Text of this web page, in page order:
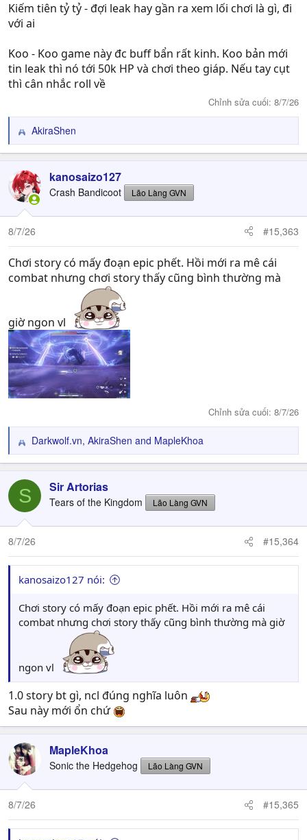
Kiếm tiên tỷ tỷ - đợi leak hay gần ra xem lối chơi là gì, đi
với ai
Koo - Koo game này đc buff bẩn rất kinh. Koo bản mới
tin leak thì nó tới 50k HP và chơi theo giáp. Nếu tay cụt
thì cân nhắc roll về
Chỉnh sửa cuối: 8/7/26
R
e
c
t
i
o
n
s
AkiraShen
kanosaizo127
Crash Bandicoot Lão Làng GVN
8/7/26 #15,363
Chơi story có mấy đoạn epic phết. Hồi mới ra mê cái
combat nhưng chơi story thấy cũng bình thường mà
giờ ngon vl
Chỉnh sửa cuối: 8/7/26
R
e
c
i
o
n
:
Darkwolf.vn, AkiraShen and MapleKhoa
S Sir Artorias
Tears of the Kingdom Lão Làng GVN
8/7/26 #15,364
kanosaizo127 nói:
Chơi story có mấy đoạn epic phết. Hồi mới ra mê cái
combat nhưng chơi story thấy cũng bình thường mà giờ
ngon vl
1.0 story bt gì, ncl đúng nghĩa luôn
Sau này mới ổn chứ
MapleKhoa
Sonic the Hedgehog Lão Làng GVN
8/7/26 #15,365